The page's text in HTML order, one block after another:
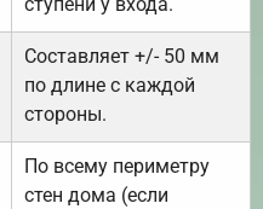
Составляет +/- 50 мм
по длине с каждой
стороны.
По всему периметру
стен дома (если